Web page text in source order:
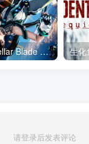
剑星-虚拟机版/ Stellar Blade v1.4.1|Build.19963153 终极版新补丁 送修改器 免安装中文版
请登录后发表评论